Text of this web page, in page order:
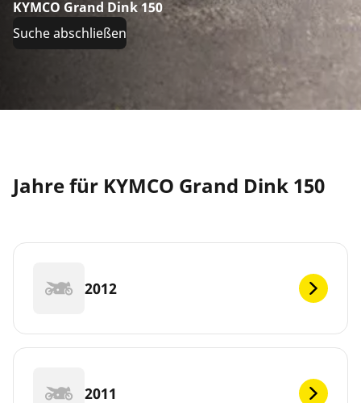
KYMCO Grand Dink 150
Suche abschließen
Jahre für KYMCO Grand Dink 150
2012
2011